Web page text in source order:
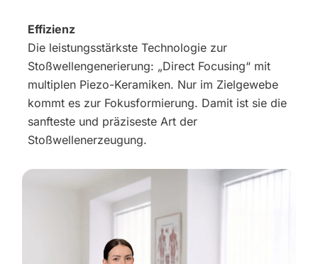
Effizienz
Die leistungsstärkste Technologie zur
Stoßwellengenerierung: „Direct Focusing“ mit
multiplen Piezo-Keramiken. Nur im Zielgewebe
kommt es zur Fokusformierung. Damit ist sie die
sanfteste und präziseste Art der
Stoßwellenerzeugung.